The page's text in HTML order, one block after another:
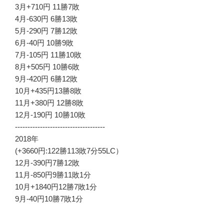
3月+710円 11勝7敗
4月-630円 6勝13敗
5月-290円 7勝12敗
6月-40円 10勝9敗
7月-105円 11勝10敗
8月+505円 10勝6敗
9月-420円 6勝12敗
10月+435円13勝8敗
11月+380円 12勝8敗
12月-190円 10勝10敗
------------------------------------
2018年
(+3660円:122勝113敗7分55LC）
12月-390円7勝12敗
11月-850円9勝11敗1分
10月+1840円12勝7敗1分
9月-40円10勝7敗1分